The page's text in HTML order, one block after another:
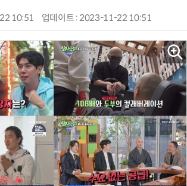
10:51 업데이트 : 2023-11-22 10:51